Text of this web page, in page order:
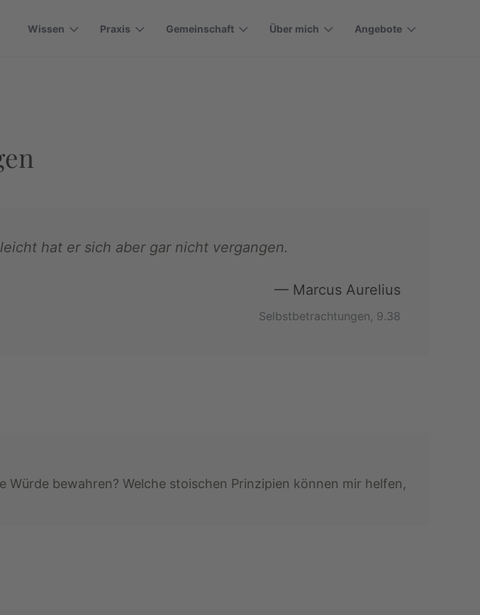
Wissen Praxis Gemeinschaft Über mich Angebote
hat er sich aber gar nicht vergangen.
— Marcus Aurelius
Selbstbetrachtungen, 9.38
bewahren? Welche stoischen Prinzipien können mir helfen,